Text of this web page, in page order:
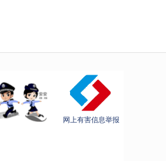
网上有害信息举报